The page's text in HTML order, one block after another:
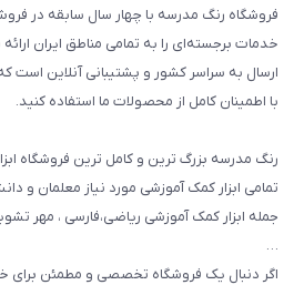
طرح های تشویقی
گیفت ها و جوایز
سایر محصولات
فروشگاه رنگ مدرسه با چهار سال سابقه در
خدمات برجسته‌ای را به تمامی مناطق ایران
ارسال به سراسر کشور و پشتیبانی آنلاین است
با اطمینان کامل از محصولات ما استفاده کنید.
رنگ مدرسه بزرگ ترین و کامل ترین فروشگاه
تمامی ابزار کمک آموزشی مورد نیاز معلمان و
جمله ابزار کمک آموزشی ریاضی،فارسی ، مهر
…
اگر دنبال یک فروشگاه تخصصی و مطمئن برای